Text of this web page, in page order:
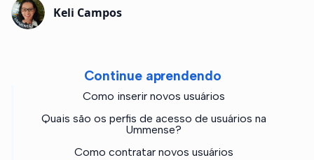
Continue aprendendo
Como inserir novos usuários
Quais são os perfis de acesso de usuários na
Ummense?
Como contratar novos usuários
Keli Campos